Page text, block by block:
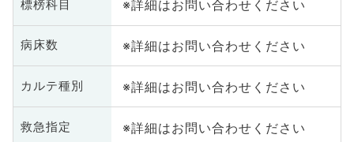
標榜科目 ※詳細はお問い合わせください
病床数 ※詳細はお問い合わせください
カルテ種別 ※詳細はお問い合わせください
救急指定 ※詳細はお問い合わせください